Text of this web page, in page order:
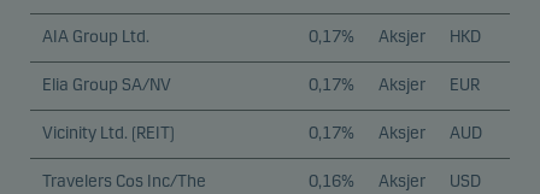
AIA Group Ltd. 0,17% Aksjer HKD
Elia Group SA/NV 0,17% Aksjer EUR
Vicinity Ltd. (REIT) 0,17% Aksjer AUD
Travelers Cos Inc/The 0,16% Aksjer USD